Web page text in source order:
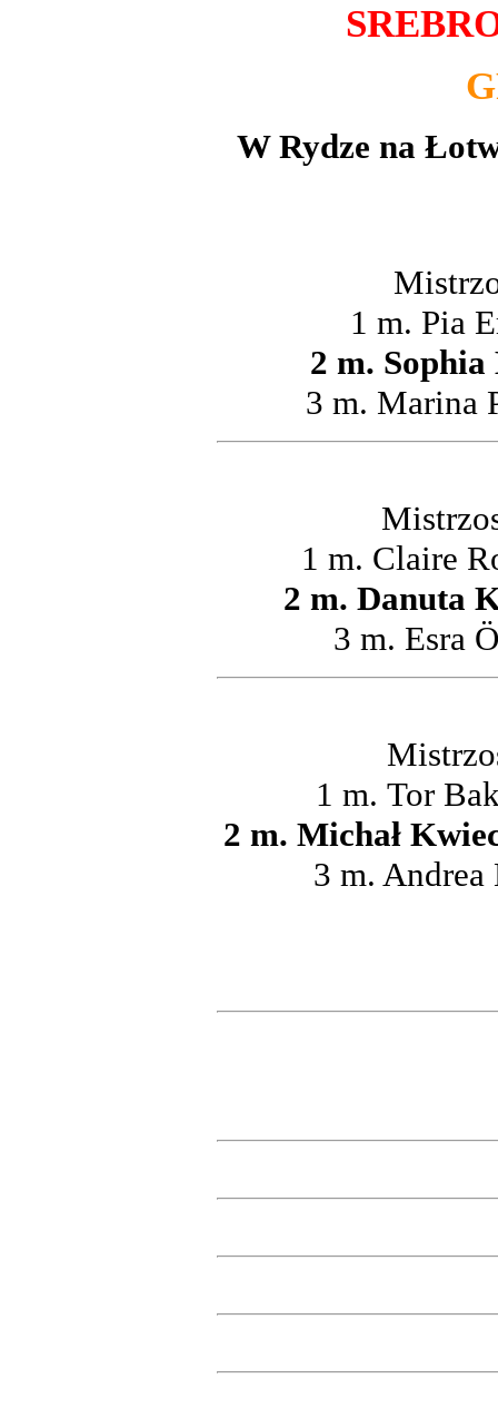
W Rydze na
1 m. Pia
2 m. Sophia
3 m. Marina
1 m. Claire
2 m. Danuta
3 m. Esra
1 m. Tor
2 m. Michał
3 m.